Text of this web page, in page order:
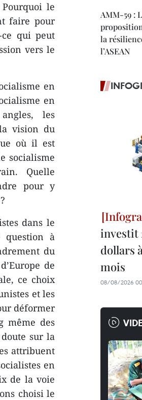
le
faire pour
ce qui peut
vers le
en
en
les
vision du
où il est
socialisme
Quelle
pour y
dans le
question à
du
de
ce choix
et les
déformer
même des
sur la
attribuent
en
de la voie
choisi le
AMM-59 :
la
l’ASEAN
investit
dollars
mois
08/08/2026